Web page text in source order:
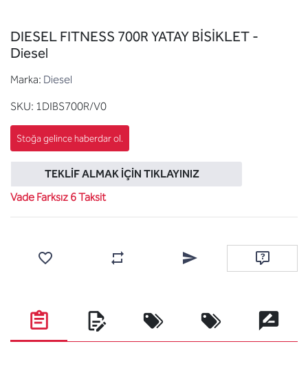
DIESEL FITNESS 700R YATAY BİSİKLET -
Diesel
Marka: Diesel
SKU: 1DIBS700R/V0
TEKLIF ALMAK İÇIN TIKLAYINIZ
Vade Farksız 6 Taksit
Karşılaştırma listesine ekleArkadaşına e-posta ile
Soru sor